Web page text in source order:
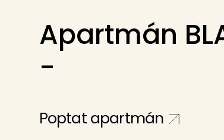
Apartmán
-
Poptat apartmán